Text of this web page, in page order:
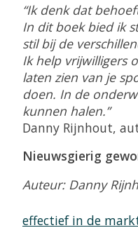
“Ik denk dat
In dit boek bied ik
stil bij de
Ik help vrijwilligers
laten zien van je
doen. In de
kunnen halen.”
Danny Rijnhout,
Nieuwsgierig
Auteur: Danny
effectief in de